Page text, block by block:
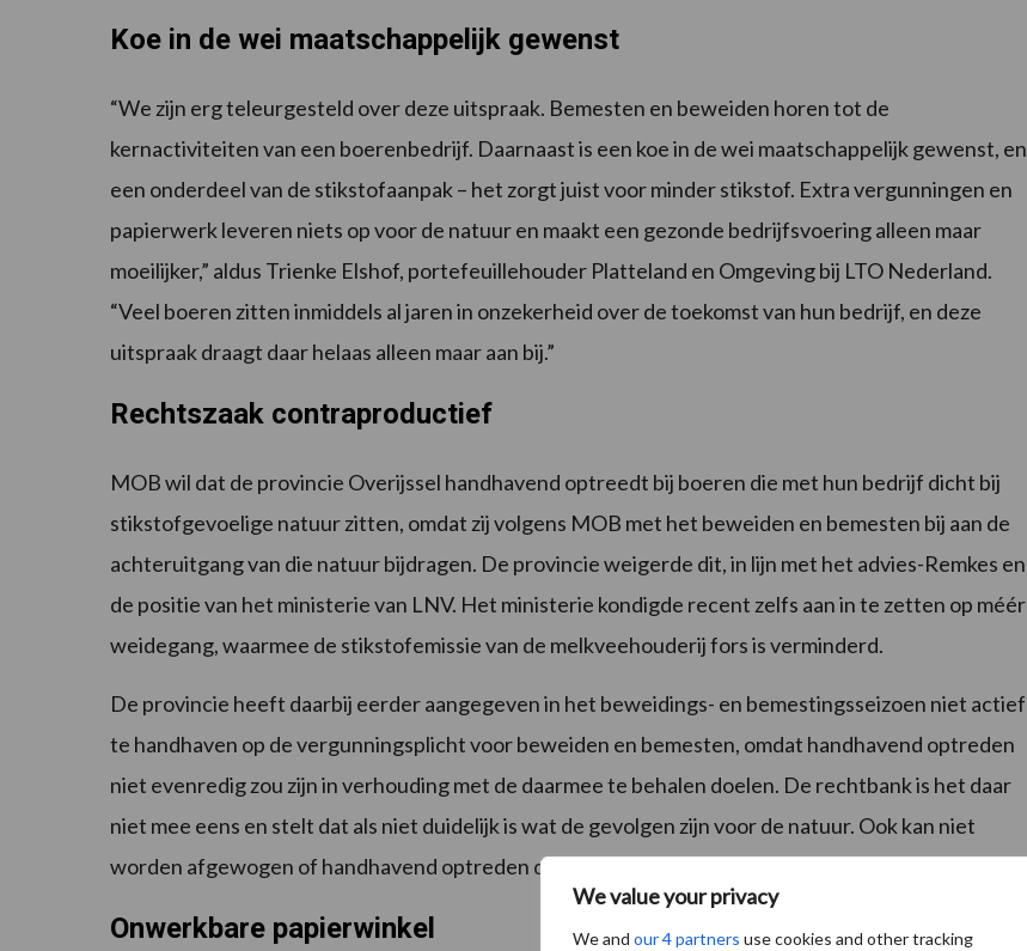
We value your privacy
We and our 4 partners use cookies and other tracking
Koe in de wei maatschappelijk gewenst
“We zijn erg teleurgesteld over deze uitspraak. Bemesten en beweiden horen tot de
kernactiviteiten van een boerenbedrijf. Daarnaast is een koe in de wei maatschappelijk gewenst, en
een onderdeel van de stikstofaanpak – het zorgt juist voor minder stikstof. Extra vergunningen en
papierwerk leveren niets op voor de natuur en maakt een gezonde bedrijfsvoering alleen maar
moeilijker,” aldus Trienke Elshof, portefeuillehouder Platteland en Omgeving bij LTO Nederland.
“Veel boeren zitten inmiddels al jaren in onzekerheid over de toekomst van hun bedrijf, en deze
uitspraak draagt daar helaas alleen maar aan bij.”
Rechtszaak contraproductief
MOB wil dat de provincie Overijssel handhavend optreedt bij boeren die met hun bedrijf dicht bij
stikstofgevoelige natuur zitten, omdat zij volgens MOB met het beweiden en bemesten bij aan de
achteruitgang van die natuur bijdragen. De provincie weigerde dit, in lijn met het advies-Remkes en
de positie van het ministerie van LNV. Het ministerie kondigde recent zelfs aan in te zetten op méér
weidegang, waarmee de stikstofemissie van de melkveehouderij fors is verminderd.
De provincie heeft daarbij eerder aangegeven in het beweidings- en bemestingsseizoen niet actief
te handhaven op de vergunningsplicht voor beweiden en bemesten, omdat handhavend optreden
niet evenredig zou zijn in verhouding met de daarmee te behalen doelen. De rechtbank is het daar
niet mee eens en stelt dat als niet duidelijk is wat de gevolgen zijn voor de natuur. Ook kan niet
worden afgewogen of handhavend optreden disproportioneel is.
Onwerkbare papierwinkel